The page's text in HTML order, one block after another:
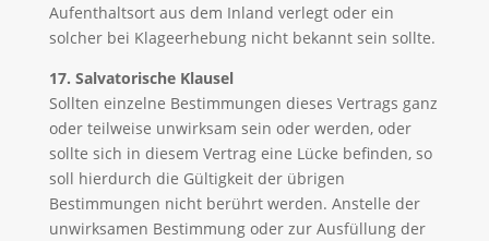
Aufenthaltsort aus dem Inland verlegt oder ein
solcher bei Klageerhebung nicht bekannt sein sollte.
17. Salvatorische Klausel
Sollten einzelne Bestimmungen dieses Vertrags ganz
oder teilweise unwirksam sein oder werden, oder
sollte sich in diesem Vertrag eine Lücke befinden, so
soll hierdurch die Gültigkeit der übrigen
Bestimmungen nicht berührt werden. Anstelle der
unwirksamen Bestimmung oder zur Ausfüllung der